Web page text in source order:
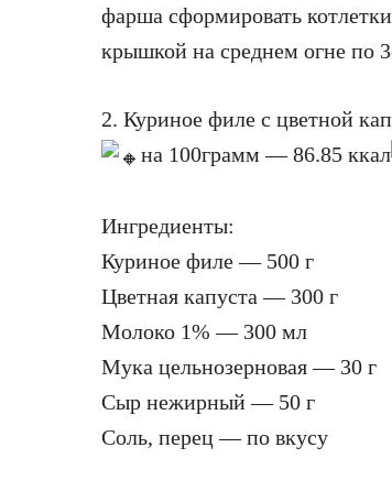
фарша сформировать
крышкой на среднем огне по
2. Куриное филе с цветной
на 100грамм — 86.85 ккал
Ингредиенты:
Куриное филе — 500 г
Цветная капуста — 300 г
Молоко 1% — 300 мл
Мука цельнозерновая — 30 г
Сыр нежирный — 50 г
Соль, перец — по вкусу